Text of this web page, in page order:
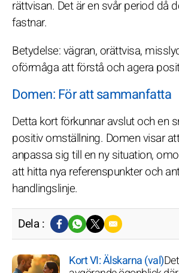
rättvisan. Det är en svår period då
fastnar.
Betydelse: vägran, orättvisa,
oförmåga att förstå och agera
Domen: För att sammanfatta
Detta kort förkunnar avslut och en
positiv omställning. Domen visar
anpassa sig till en ny situation,
att hitta nya referenspunkter och
handlingslinje.
Dela :
Kort VI: Älskarna (val)